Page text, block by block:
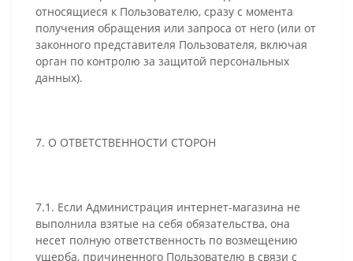
относящиеся к Пользователю, сразу с момента
получения обращения или запроса от него (или от
законного представителя Пользователя, включая
орган по контролю за защитой персональных
данных).
7. О ОТВЕТСТВЕННОСТИ СТОРОН
7.1. Если Администрация интернет-магазина не
выполнила взятые на себя обязательства, она
несет полную ответственность по возмещению
ущерба, причиненного Пользователю в связи с